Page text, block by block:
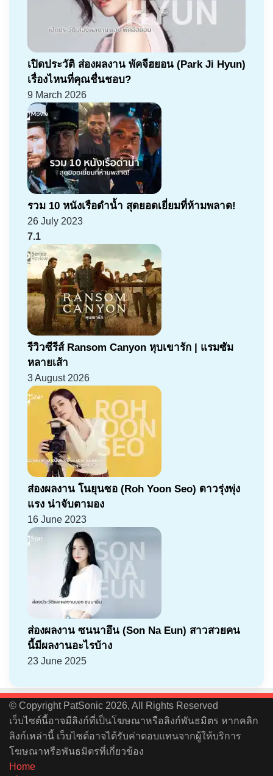
เปิดประวัติ ส่องผลงาน พัคจีฮยอน (Park Ji Hyun)
เรื่องไหนที่คุณชื่นชอบ?
9 March 2026
รวม 10 หนังเรือดำน้ำ สุดยอดเยี่ยมที่ห้ามพลาด!
26 July 2023
7.1
รีวิวซีรีส์ Ransom Canyon หุบเขารัก | แรมซัม
หลายเส้า
3 August 2026
ส่องผลงาน โนยุนซอ (Roh Yoon Seo) ดาวรุ่งพุ่ง
แรง น่าจับตามอง
16 June 2023
ส่องผลงาน ซนนาอึน (Son Na Eun) สาวสวยคน
นี้มีผลงานอะไรบ้าง
23 June 2025
© Copyright PatSonic 2026, All Rights Reserved
เว็บไซต์นี้อาจมีลิงก์ที่เป็นโฆษณาหรือลิงก์พันธมิตร หากคลิก
ลิงก์เหล่านี้ เว็บไซต์อาจได้รับค่าตอบแทนจากผู้ให้บริการ
โฆษณาหรือพันธมิตรที่เกี่ยวข้อง
Home